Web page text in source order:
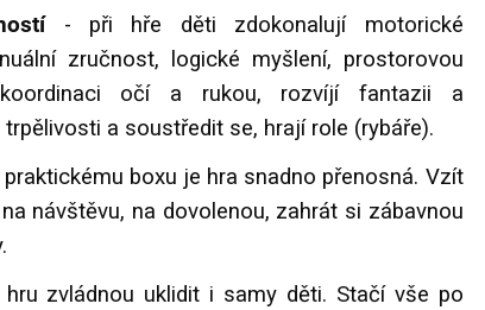
- při hře děti zdokonalují motorické
zručnost, logické myšlení, prostorovou
koordinaci očí a rukou, rozvíjí fantazii a
a soustředit se, hrají role (rybáře).
praktickému boxu je hra snadno přenosná. Vzít
návštěvu, na dovolenou, zahrát si zábavnou
zvládnou uklidit i samy děti. Stačí vše po